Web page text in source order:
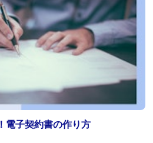
電子契約書の作り方